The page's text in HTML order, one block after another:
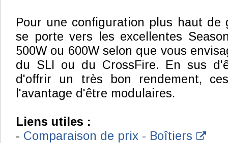
Pour une configuration plus haut de
se porte vers les excellentes
500W ou 600W selon que vous
du SLI ou du CrossFire. En sus
d'offrir un très bon rendement,
l'avantage d'être modulaires.
Liens utiles :
- Comparaison de prix - Boîtiers